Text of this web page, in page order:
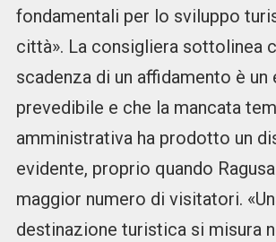
fondamentali per lo sviluppo
città». La consigliera sottolinea
scadenza di un affidamento è un
prevedibile e che la mancata
amministrativa ha prodotto un
evidente, proprio quando
maggior numero di visitatori.
destinazione turistica si misura